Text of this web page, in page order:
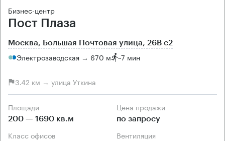
Бизнес-центр
Пост Плаза
Москва, Большая Почтовая улица, 26В с2
Электрозаводская → 670 м ~7 мин
3.42 км → улица Уткина
Площади
200 — 1690 кв.м
Цена продажи
по запросу
Класс офисов Вентиляция